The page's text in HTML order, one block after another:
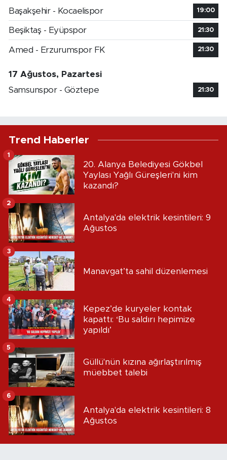
Başakşehir - Kocaelispor
19:00
Beşiktaş - Eyüpspor 21:30
Amed - Erzurumspor FK 21:30
17 Ağustos, Pazartesi
Samsunspor - Göztepe
21:30
Trend Haberler
20. Alanya Belediyesi Gökbel
Yaylası Yağlı Güreşleri'ni kim
kazandı?
1
Antalya'da elektrik kesintileri: 9
Ağustos
2
Manavgat’ta sahil düzenlemesi
3
Kepez’de kuryeler kontak
kapattı: ‘Bu saldırı hepimize
yapıldı’
4
Güllü'nün kızına ağırlaştırılmış
müebbet talebi
5
Antalya'da elektrik kesintileri: 8
Ağustos
6